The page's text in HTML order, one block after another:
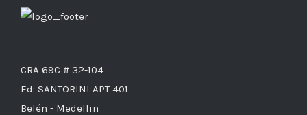
CRA 69C # 32-104
Ed: SANTORINI APT 401
Belén - Medellin